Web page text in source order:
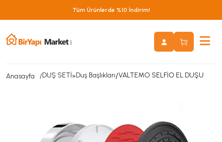
Tüm Ürünlerde %10 İndirim!
Anasayfa DUŞ SETİ»Duş Başlıkları/VALTEMO SELFİO EL DUŞU